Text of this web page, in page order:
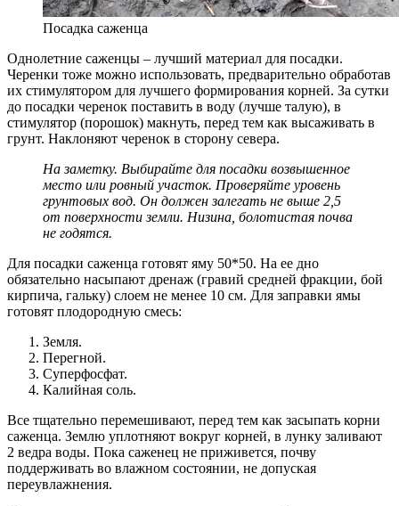
Посадка саженца
Однолетние саженцы – лучший материал для посадки.
Черенки тоже можно использовать, предварительно обработав
их стимулятором для лучшего формирования корней. За сутки
до посадки черенок поставить в воду (лучше талую), в
стимулятор (порошок) макнуть, перед тем как высаживать в
грунт. Наклоняют черенок в сторону севера.
На заметку. Выбирайте для посадки возвышенное
место или ровный участок. Проверяйте уровень
грунтовых вод. Он должен залегать не выше 2,5
от поверхности земли. Низина, болотистая почва
не годятся.
Для посадки саженца готовят яму 50*50. На ее дно
обязательно насыпают дренаж (гравий средней фракции, бой
кирпича, гальку) слоем не менее 10 см. Для заправки ямы
готовят плодородную смесь:
Земля.
Перегной.
Суперфосфат.
Калийная соль.
Все тщательно перемешивают, перед тем как засыпать корни
саженца. Землю уплотняют вокруг корней, в лунку заливают
2 ведра воды. Пока саженец не приживется, почву
поддерживать во влажном состоянии, не допуская
переувлажнения.